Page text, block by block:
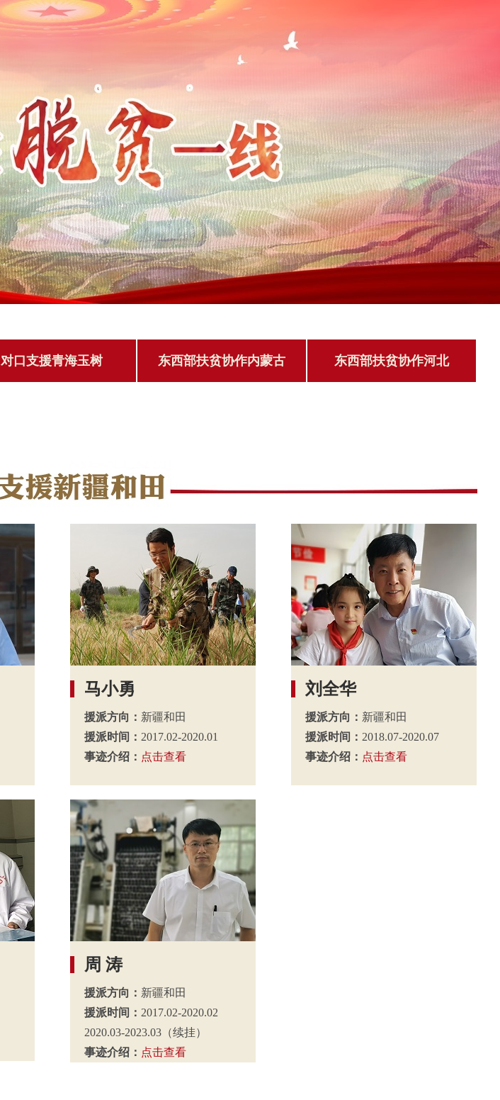
对口支援青海玉树 东西部扶贫协作内蒙古 东西部扶贫协作河北
马小勇
援派方向： 新疆和田
援派时间： 2017.02-2020.01
事迹介绍： 点击查看
刘全华
援派方向： 新疆和田
援派时间： 2018.07-2020.07
事迹介绍： 点击查看
周 涛
援派方向： 新疆和田
援派时间： 2017.02-2020.02
2020.03-2023.03（续挂）
事迹介绍： 点击查看